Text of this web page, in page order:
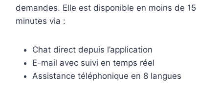
demandes. Elle est disponible en moins de 15
minutes via :
Chat direct depuis l’application
E-mail avec suivi en temps réel
Assistance téléphonique en 8 langues